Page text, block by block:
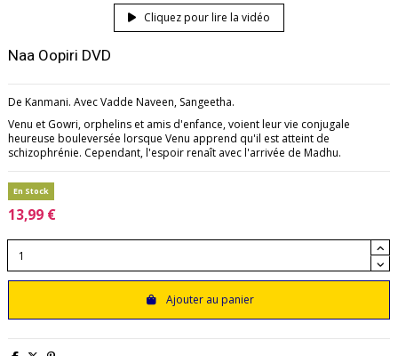
Cliquez pour lire la vidéo
Naa Oopiri DVD
De Kanmani. AvecVadde Naveen, Sangeetha.
Venu et Gowri, orphelins et amis d'enfance, voient leur vie conjugale
heureuse bouleversée lorsque Venu apprend qu'il est atteint de
schizophrénie. Cependant, l'espoir renaît avec l'arrivée de Madhu.
En Stock
13,99 €
Ajouter au panier